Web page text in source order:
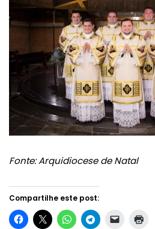
Fonte: Arquidiocese de Natal
Compartilhe este post: